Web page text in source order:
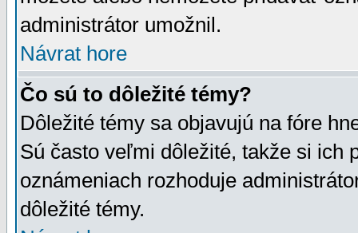
administrátor umožnil.
Návrat hore
Čo sú to dôležité témy?
Dôležité témy sa objavujú na fóre
Sú často veľmi dôležité, takže si ich
oznámeniach rozhoduje
dôležité témy.